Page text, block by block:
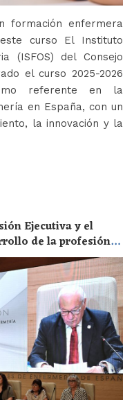
formación enfermera
curso El Instituto
(ISFOS) del Consejo
el curso 2025-2026
referente en la
en España, con un
la innovación y la
Ejecutiva y el
de la profesión